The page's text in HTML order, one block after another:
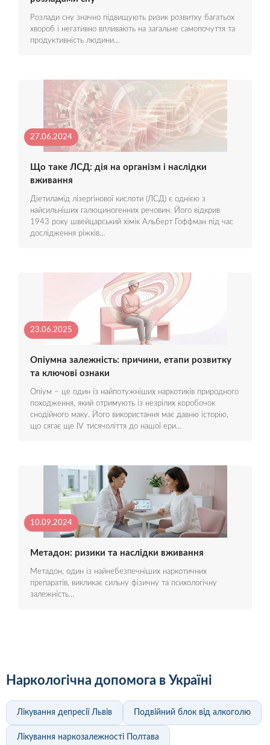
Розлади сну значно підвищують ризик розвитку багатьох
хвороб і негативно впливають на загальне самопочуття та
продуктивність людини…
27.06.2024
Що таке ЛСД: дія на організм і наслідки
вживання
Діетиламід лізергінової кислоти (ЛСД) є однією з
найсильніших галюциногенних речовин. Його відкрив
1943 року швейцарський хімік Альберт Гоффман під час
дослідження ріжків…
23.06.2025
Опіумна залежність: причини, етапи розвитку
та ключові ознаки
Опіум – це один із найпотужніших наркотиків природного
походження, який отримують із незрілих коробочок
снодійного маку. Його використання має давню історію,
що сягає ще IV тисячоліття до нашої ери…
10.09.2024
Метадон: ризики та наслідки вживання
Метадон, один із найнебезпечніших наркотичних
препаратів, викликає сильну фізичну та психологічну
залежність…
Наркологічна допомога в Україні
Лікування депресії Львів Подвійний блок від алкоголю
Лікування наркозалежності Полтава